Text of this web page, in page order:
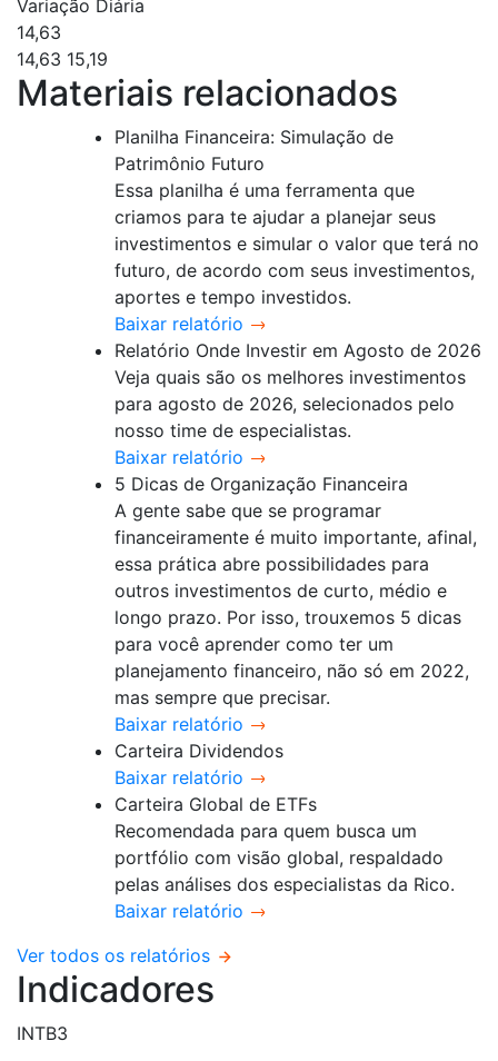
Variação Diária
14,63
14,63 15,19
Materiais relacionados
Planilha Financeira: Simulação de
Patrimônio Futuro
Essa planilha é uma ferramenta que
criamos para te ajudar a planejar seus
investimentos e simular o valor que terá no
futuro, de acordo com seus investimentos,
aportes e tempo investidos.
Baixar relatório
Relatório Onde Investir em Agosto de 2026
Veja quais são os melhores investimentos
para agosto de 2026, selecionados pelo
nosso time de especialistas.
Baixar relatório
5 Dicas de Organização Financeira
A gente sabe que se programar
financeiramente é muito importante, afinal,
essa prática abre possibilidades para
outros investimentos de curto, médio e
longo prazo. Por isso, trouxemos 5 dicas
para você aprender como ter um
planejamento financeiro, não só em 2022,
mas sempre que precisar.
Baixar relatório
Carteira Dividendos
Baixar relatório
Carteira Global de ETFs
Recomendada para quem busca um
portfólio com visão global, respaldado
pelas análises dos especialistas da Rico.
Baixar relatório
Ver todos os relatórios
Indicadores
INTB3